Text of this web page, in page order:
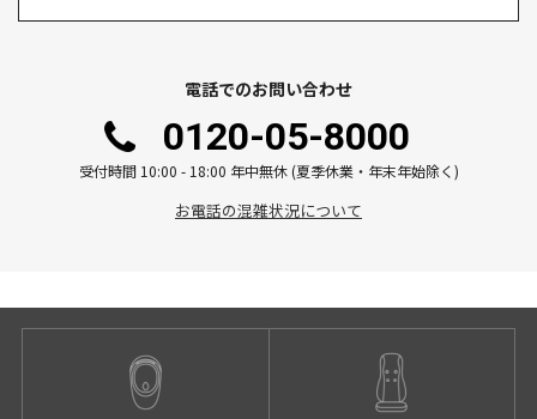
電話でのお問い合わせ
0120-05-8000
受付時間 10:00 - 18:00 年中無休 (夏季休業・年末年始除く)
お電話の混雑状況について